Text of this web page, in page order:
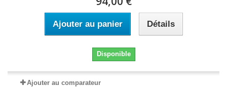
Ajouter au panier Détails
Disponible
Ajouter au comparateur